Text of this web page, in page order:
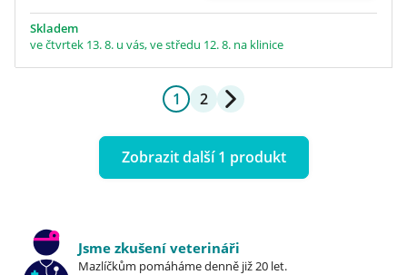
Skladem
ve čtvrtek 13. 8. u vás, ve středu 12. 8. na klinice
1 2
Zobrazit další 1 produkt
Jsme zkušení veterináři
Mazlíčkům pomáháme denně již 20 let.